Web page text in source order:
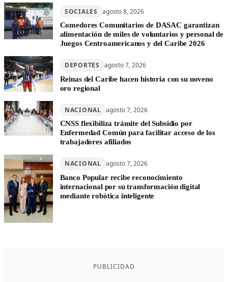
SOCIALES agosto 8, 2026
Comedores Comunitarios de DASAC garantizan
alimentación de miles de voluntarios y personal de
Juegos Centroamericanos y del Caribe 2026
DEPORTES agosto 7, 2026
Reinas del Caribe hacen historia con su noveno
oro regional
NACIONAL agosto 7, 2026
CNSS flexibiliza trámite del Subsidio por
Enfermedad Común para facilitar acceso de los
trabajadores afiliados
NACIONAL agosto 7, 2026
Banco Popular recibe reconocimiento
internacional por su transformación digital
mediante robótica inteligente
PUBLICIDAD